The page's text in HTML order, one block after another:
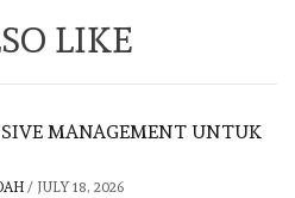
LIKE
MANAGEMENT UNTUK
/ JULY 18, 2026